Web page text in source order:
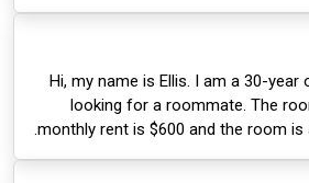
Hi, my name is Ellis. I am a 30-
looking for a roommate. The
monthly rent is $600 and the room is